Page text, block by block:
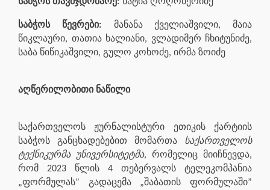
საბჭოს წევრები:
მანანა ქველიაშვილი, მაია
წიკლაური, თათია ხალიანი, ვლადიმერ ჩხიტუნიძე,
საბა წიწიკაშვილი, გულო კოხოძე, ირმა ზოიძე
აღწერილობითი ნაწილი
საქართველოს ჟურნალისტური ეთიკის ქარტიის
საბჭოს განცხადებებით მომართა საქართველოს
ტექნიკურმა უნივერსიტეტმა, რომელიც მიიჩნევდა,
რომ 2023 წლის 4 თებერვალს ტელეკომპანია
„ფორმულას” გადაცემა „შაბათის ფორმულაში”